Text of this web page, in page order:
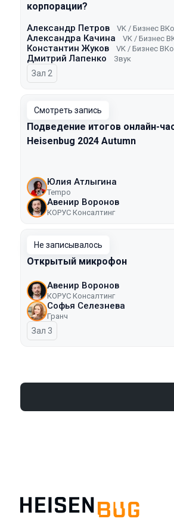
корпорации?
Александр Петров VK / Бизнес
Александра Качина VK / Бизнес
Константин Жуков VK / Бизнес
Дмитрий Лапенко Звук
Зал 2
Смотреть запись
Подведение итогов онлайн-
Heisenbug 2024 Autumn
Юлия Атлыгина
Tempo
Авенир Воронов
КОРУС Консалтинг
Не записывалось
Открытый микрофон
Авенир Воронов
КОРУС Консалтинг
Софья Селезнева
Гранч
Зал 3